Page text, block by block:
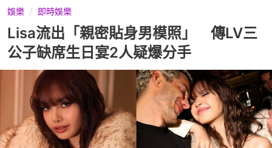
娛樂 即時娛樂
Lisa流出「親密貼身男模照」 傳LV三
公子缺席生日宴2人疑爆分手